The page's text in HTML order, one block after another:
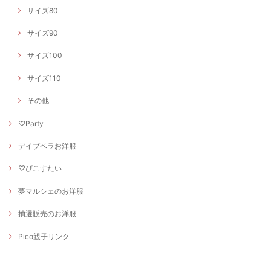
サイズ80
サイズ90
サイズ100
サイズ110
その他
♡Party
デイブベラお洋服
♡ぴこすたい
夢マルシェのお洋服
抽選販売のお洋服
Pico親子リンク